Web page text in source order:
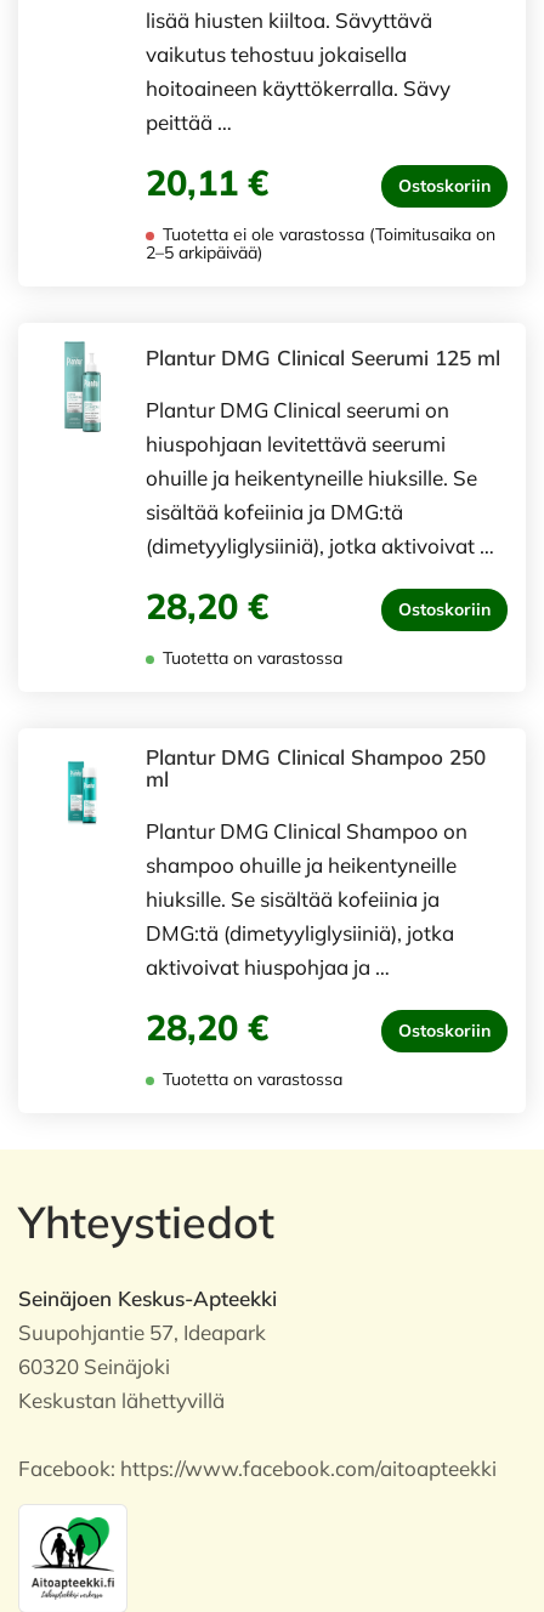
lisää hiusten kiiltoa. Sävyttävä
vaikutus tehostuu jokaisella
hoitoaineen käyttökerralla. Sävy
peittää …
20,11 € Ostoskoriin
Tuotetta ei ole varastossa (Toimitusaika on
2–5 arkipäivää)
Plantur DMG Clinical Seerumi 125 ml
Plantur DMG Clinical seerumi on
hiuspohjaan levitettävä seerumi
ohuille ja heikentyneille hiuksille. Se
sisältää kofeiinia ja DMG:tä
(dimetyyliglysiiniä), jotka aktivoivat …
28,20 € Ostoskoriin
Tuotetta on varastossa
Plantur DMG Clinical Shampoo 250
ml
Plantur DMG Clinical Shampoo on
shampoo ohuille ja heikentyneille
hiuksille. Se sisältää kofeiinia ja
DMG:tä (dimetyyliglysiiniä), jotka
aktivoivat hiuspohjaa ja …
28,20 € Ostoskoriin
Tuotetta on varastossa
Yhteystiedot
Seinäjoen Keskus-Apteekki
Suupohjantie 57, Ideapark
60320 Seinäjoki
Keskustan lähettyvillä
Facebook: https://www.facebook.com/aitoapteekki